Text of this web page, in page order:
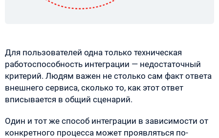
Для пользователей одна только техническая
работоспособность интеграции — недостаточный
критерий. Людям важен не столько сам факт ответа
внешнего сервиса, сколько то, как этот ответ
вписывается в общий сценарий.
Один и тот же способ интеграции в зависимости от
конкретного процесса может проявляться по-